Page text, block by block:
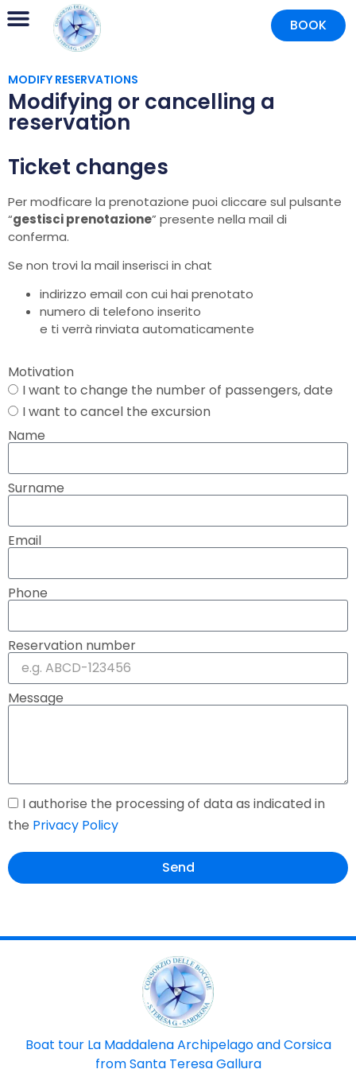
BOOK
MODIFY RESERVATIONS
Modifying or cancelling a
reservation
Ticket changes
Per modficare la prenotazione puoi cliccare sul pulsante
“gestisci prenotazione” presente nella mail di
conferma.
Se non trovi la mail inserisci in chat
indirizzo email con cui hai prenotato
numero di telefono inserito
e ti verrà rinviata automaticamente
Motivation
I want to change the number of passengers, date
I want to cancel the excursion
Name
Surname
Email
Phone
Reservation number
Message
I authorise the processing of data as indicated in
the Privacy Policy
Send
Boat tour La Maddalena Archipelago and Corsica
from Santa Teresa Gallura